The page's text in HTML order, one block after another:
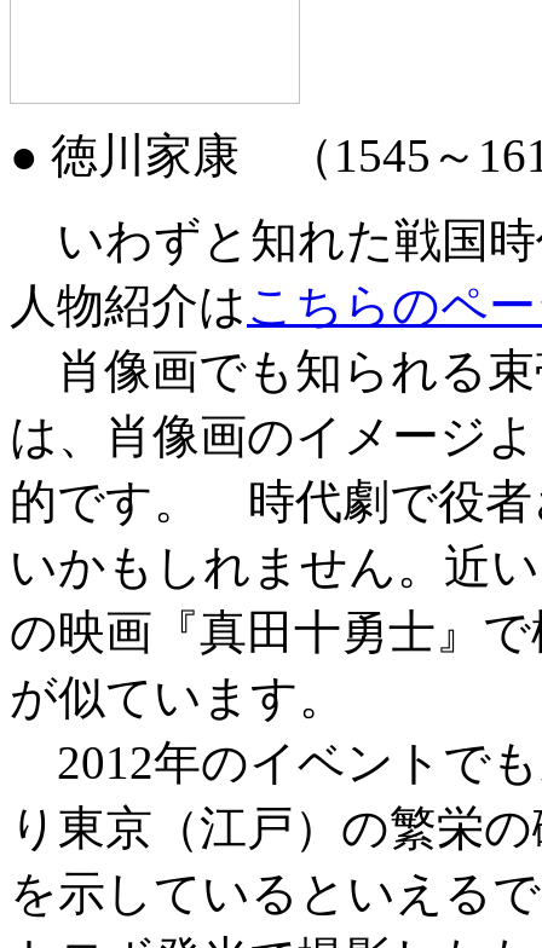
● 徳川家康 （1545～
いわずと知れた戦国
人物紹介はこちらのペ
肖像画でも知られる
は、肖像画のイメージ
的です。 時代劇で役者
いかもしれません。近
の映画『真田十勇士』
が似ています。
2012年のイベントで
り東京（江戸）の繁栄
を示しているといえる